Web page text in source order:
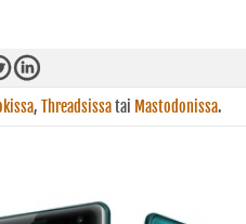
, Threadsissatai Mastodonissa.